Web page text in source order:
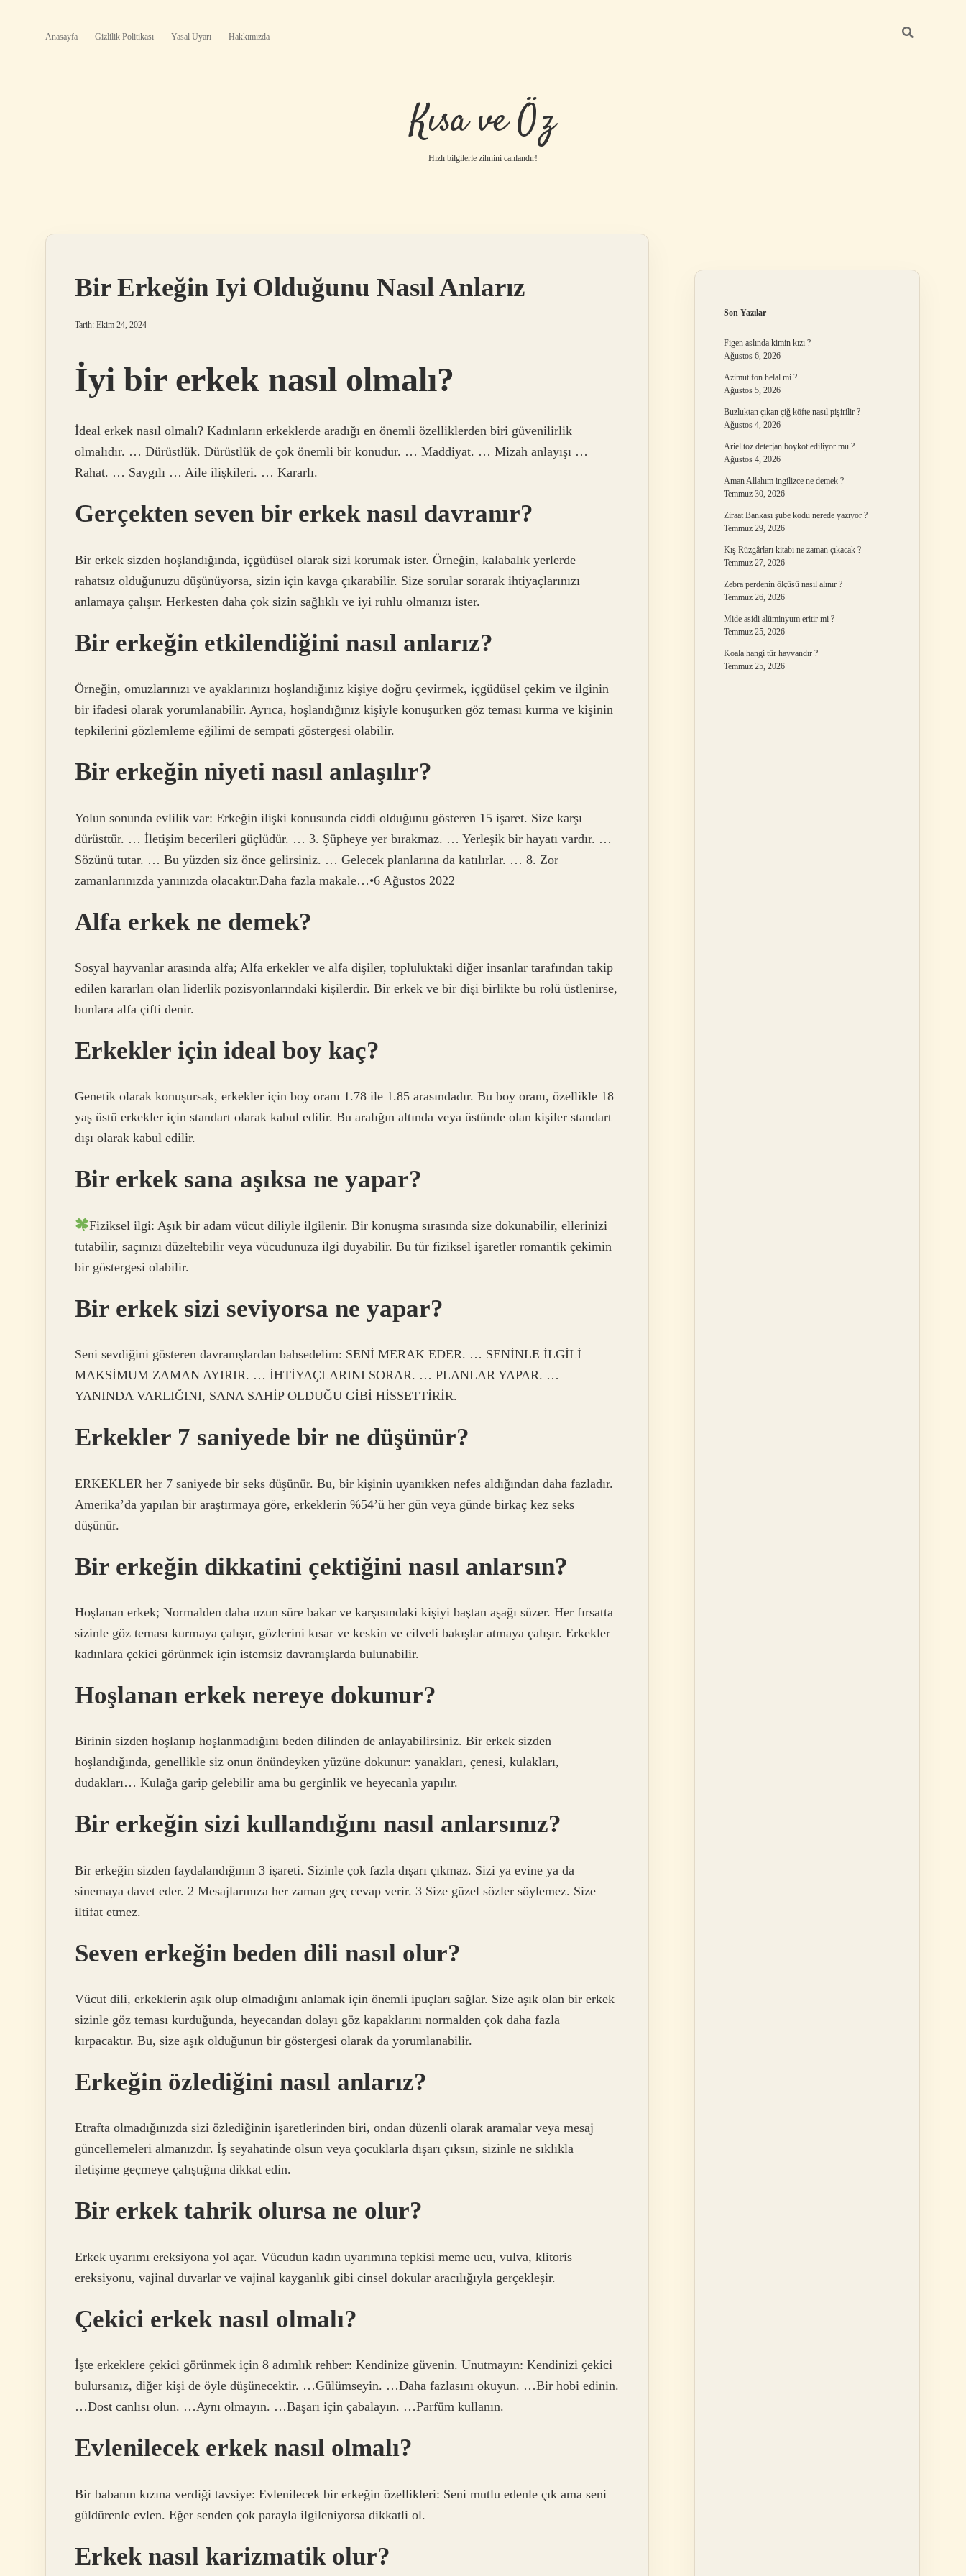
Anasayfa Gizlilik Politikası Yasal Uyarı Hakkımızda
Kısa ve Öz
Hızlı bilgilerle zihnini canlandır!
Bir Erkeğin Iyi Olduğunu Nasıl Anlarız
Tarih: Ekim 24, 2024
İyi bir erkek nasıl olmalı?
İdeal erkek nasıl olmalı? Kadınların erkeklerde aradığı en önemli özelliklerden biri güvenilirlik
olmalıdır. … Dürüstlük. Dürüstlük de çok önemli bir konudur. … Maddiyat. … Mizah anlayışı …
Rahat. … Saygılı … Aile ilişkileri. … Kararlı.
Gerçekten seven bir erkek nasıl davranır?
Bir erkek sizden hoşlandığında, içgüdüsel olarak sizi korumak ister. Örneğin, kalabalık yerlerde
rahatsız olduğunuzu düşünüyorsa, sizin için kavga çıkarabilir. Size sorular sorarak ihtiyaçlarınızı
anlamaya çalışır. Herkesten daha çok sizin sağlıklı ve iyi ruhlu olmanızı ister.
Bir erkeğin etkilendiğini nasıl anlarız?
Örneğin, omuzlarınızı ve ayaklarınızı hoşlandığınız kişiye doğru çevirmek, içgüdüsel çekim ve ilginin
bir ifadesi olarak yorumlanabilir. Ayrıca, hoşlandığınız kişiyle konuşurken göz teması kurma ve kişinin
tepkilerini gözlemleme eğilimi de sempati göstergesi olabilir.
Bir erkeğin niyeti nasıl anlaşılır?
Yolun sonunda evlilik var: Erkeğin ilişki konusunda ciddi olduğunu gösteren 15 işaret. Size karşı
dürüsttür. … İletişim becerileri güçlüdür. … 3. Şüpheye yer bırakmaz. … Yerleşik bir hayatı vardır. …
Sözünü tutar. … Bu yüzden siz önce gelirsiniz. … Gelecek planlarına da katılırlar. … 8. Zor
zamanlarınızda yanınızda olacaktır.Daha fazla makale…•6 Ağustos 2022
Alfa erkek ne demek?
Sosyal hayvanlar arasında alfa; Alfa erkekler ve alfa dişiler, topluluktaki diğer insanlar tarafından takip
edilen kararları olan liderlik pozisyonlarındaki kişilerdir. Bir erkek ve bir dişi birlikte bu rolü üstlenirse,
bunlara alfa çifti denir.
Erkekler için ideal boy kaç?
Genetik olarak konuşursak, erkekler için boy oranı 1.78 ile 1.85 arasındadır. Bu boy oranı, özellikle 18
yaş üstü erkekler için standart olarak kabul edilir. Bu aralığın altında veya üstünde olan kişiler standart
dışı olarak kabul edilir.
Bir erkek sana aşıksa ne yapar?
Fiziksel ilgi: Aşık bir adam vücut diliyle ilgilenir. Bir konuşma sırasında size dokunabilir, ellerinizi
tutabilir, saçınızı düzeltebilir veya vücudunuza ilgi duyabilir. Bu tür fiziksel işaretler romantik çekimin
bir göstergesi olabilir.
Bir erkek sizi seviyorsa ne yapar?
Seni sevdiğini gösteren davranışlardan bahsedelim: SENİ MERAK EDER. … SENİNLE İLGİLİ
MAKSİMUM ZAMAN AYIRIR. … İHTİYAÇLARINI SORAR. … PLANLAR YAPAR. …
YANINDA VARLIĞINI, SANA SAHİP OLDUĞU GİBİ HİSSETTİRİR.
Erkekler 7 saniyede bir ne düşünür?
ERKEKLER her 7 saniyede bir seks düşünür. Bu, bir kişinin uyanıkken nefes aldığından daha fazladır.
Amerika’da yapılan bir araştırmaya göre, erkeklerin %54’ü her gün veya günde birkaç kez seks
düşünür.
Bir erkeğin dikkatini çektiğini nasıl anlarsın?
Hoşlanan erkek; Normalden daha uzun süre bakar ve karşısındaki kişiyi baştan aşağı süzer. Her fırsatta
sizinle göz teması kurmaya çalışır, gözlerini kısar ve keskin ve cilveli bakışlar atmaya çalışır. Erkekler
kadınlara çekici görünmek için istemsiz davranışlarda bulunabilir.
Hoşlanan erkek nereye dokunur?
Birinin sizden hoşlanıp hoşlanmadığını beden dilinden de anlayabilirsiniz. Bir erkek sizden
hoşlandığında, genellikle siz onun önündeyken yüzüne dokunur: yanakları, çenesi, kulakları,
dudakları… Kulağa garip gelebilir ama bu gerginlik ve heyecanla yapılır.
Bir erkeğin sizi kullandığını nasıl anlarsınız?
Bir erkeğin sizden faydalandığının 3 işareti. Sizinle çok fazla dışarı çıkmaz. Sizi ya evine ya da
sinemaya davet eder. 2 Mesajlarınıza her zaman geç cevap verir. 3 Size güzel sözler söylemez. Size
iltifat etmez.
Seven erkeğin beden dili nasıl olur?
Vücut dili, erkeklerin aşık olup olmadığını anlamak için önemli ipuçları sağlar. Size aşık olan bir erkek
sizinle göz teması kurduğunda, heyecandan dolayı göz kapaklarını normalden çok daha fazla
kırpacaktır. Bu, size aşık olduğunun bir göstergesi olarak da yorumlanabilir.
Erkeğin özlediğini nasıl anlarız?
Etrafta olmadığınızda sizi özlediğinin işaretlerinden biri, ondan düzenli olarak aramalar veya mesaj
güncellemeleri almanızdır. İş seyahatinde olsun veya çocuklarla dışarı çıksın, sizinle ne sıklıkla
iletişime geçmeye çalıştığına dikkat edin.
Bir erkek tahrik olursa ne olur?
Erkek uyarımı ereksiyona yol açar. Vücudun kadın uyarımına tepkisi meme ucu, vulva, klitoris
ereksiyonu, vajinal duvarlar ve vajinal kayganlık gibi cinsel dokular aracılığıyla gerçekleşir.
Çekici erkek nasıl olmalı?
İşte erkeklere çekici görünmek için 8 adımlık rehber: Kendinize güvenin. Unutmayın: Kendinizi çekici
bulursanız, diğer kişi de öyle düşünecektir. …Gülümseyin. …Daha fazlasını okuyun. …Bir hobi edinin.
…Dost canlısı olun. …Aynı olmayın. …Başarı için çabalayın. …Parfüm kullanın.
Evlenilecek erkek nasıl olmalı?
Bir babanın kızına verdiği tavsiye: Evlenilecek bir erkeğin özellikleri: Seni mutlu edenle çık ama seni
güldürenle evlen. Eğer senden çok parayla ilgileniyorsa dikkatli ol.
Erkek nasıl karizmatik olur?
Son Yazılar
Figen aslında kimin kızı ?
Ağustos 6, 2026
Azimut fon helal mi ?
Ağustos 5, 2026
Buzluktan çıkan çiğ köfte nasıl pişirilir ?
Ağustos 4, 2026
Ariel toz deterjan boykot ediliyor mu ?
Ağustos 4, 2026
Aman Allahım ingilizce ne demek ?
Temmuz 30, 2026
Ziraat Bankası şube kodu nerede yazıyor ?
Temmuz 29, 2026
Kış Rüzgârları kitabı ne zaman çıkacak ?
Temmuz 27, 2026
Zebra perdenin ölçüsü nasıl alınır ?
Temmuz 26, 2026
Mide asidi alüminyum eritir mi ?
Temmuz 25, 2026
Koala hangi tür hayvandır ?
Temmuz 25, 2026